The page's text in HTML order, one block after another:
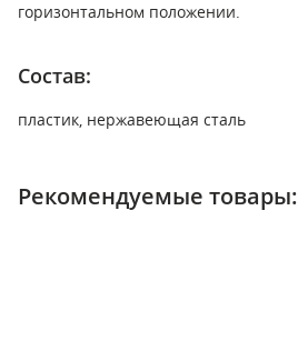
горизонтальном положении.
Состав:
пластик, нержавеющая сталь
Рекомендуемые товары: